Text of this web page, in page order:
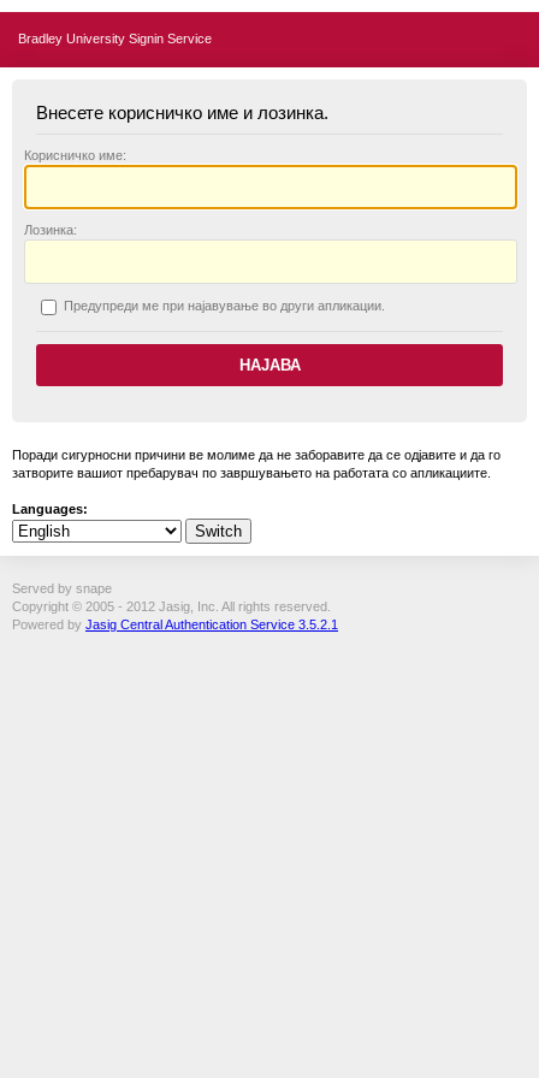
Bradley University Signin Service
Внесете корисничко име и лозинка.
Корисничко име:
Лозинка:
Предупреди ме при најавување во други апликации.
Поради сигурносни причини ве молиме да не заборавите да се одјавите и да го
затворите вашиот пребарувач по завршувањето на работата со апликациите.
Languages:
Served by snape
Copyright © 2005 - 2012 Jasig, Inc. All rights reserved.
Powered by Jasig Central Authentication Service 3.5.2.1